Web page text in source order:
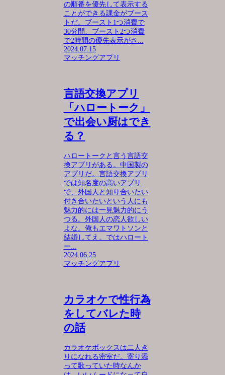
の順番を優先して表示する
ことができる課金がブース
トだ。ブースト1つ消費で
30分間、ブースト2つ消費
で2時間の優先表示がさ...
2024.07.15
マッチングアプリ
言語交換アプリ
「ハロートーク」
で出会い厨はでき
る？
ハロートークと言う言語交
換アプリがある。中国製の
アプリだ。言語交換アプリ
では知名度の高いアプリ
で、外国人と知り合いたい
付き合いたいという人にも
魅力的には一見魅力的にう
つる。外国人の恋人欲しい
よな。俺もエマワトソンと
結婚してえ。ではハロート
ー...
2024.06.25
マッチングアプリ
カラオケで性行為
をしてバレた時
の話
カラオケボックスは二人き
りになれる密室だ。寄り添
って歌っていた時なんか